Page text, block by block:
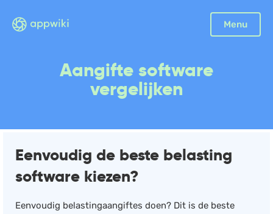
Menu
Sluiten
Facturatie
Incasso
Declaraties
Aangifte software
vergelijken
Eenvoudig de beste belasting
software kiezen?
Eenvoudig belastingaangiftes doen? Dit is de beste